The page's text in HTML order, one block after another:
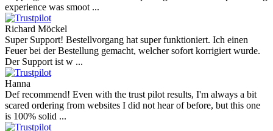
experience was smoot ...
Richard Möckel
Super Support! Bestellvorgang hat super funktioniert. Ich einen
Feuer bei der Bestellung gemacht, welcher sofort korrigiert wurde.
Der Support ist w ...
Hanna
Def recommend! Even with the trust pilot results, I'm always a bit
scared ordering from websites I did not hear of before, but this one
is 100% solid ...